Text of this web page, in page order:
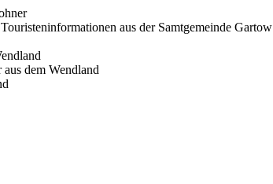
aus der Samtgemeinde Gartow
dem Wendland